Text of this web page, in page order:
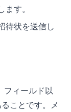
ます。
待状を送信し
フィールド以
ことです。メ